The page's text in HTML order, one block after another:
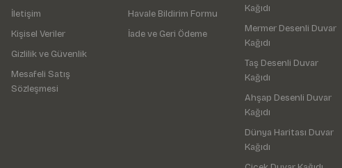
İletişim
Kişisel Veriler
Gizlilik ve Güvenlik
Mesafeli Satış
Sözleşmesi
Havale Bildirim Formu
İade ve Geri Ödeme
Kağıdı
Mermer Desenli Duvar
Kağıdı
Taş Desenli Duvar
Kağıdı
Ahşap Desenli Duvar
Kağıdı
Dünya Haritası Duvar
Kağıdı